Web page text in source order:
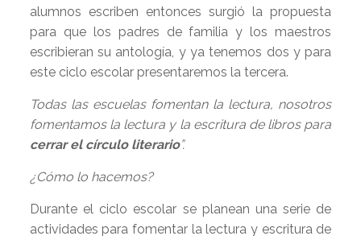
alumnos escriben entonces surgió la propuesta
para que los padres de familia y los maestros
escribieran su antología, y ya tenemos dos y para
este ciclo escolar presentaremos la tercera.
Todas las escuelas fomentan la lectura, nosotros
fomentamos la lectura y la escritura de libros para
cerrar el círculo literario”.
¿Cómo lo hacemos?
Durante el ciclo escolar se planean una serie de
actividades para fomentar la lectura y escritura de